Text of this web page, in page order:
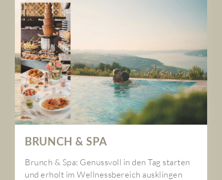
BRUNCH & SPA
Brunch & Spa: Genussvoll in den Tag starten
und erholt im Wellnessbereich ausklingen